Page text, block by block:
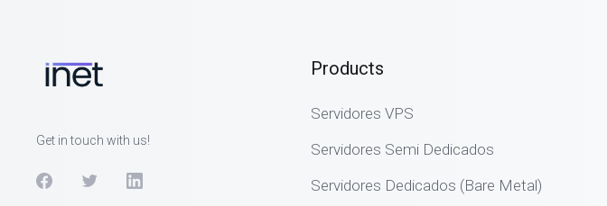
Get in touch with us!
Products
Servidores VPS
Servidores Semi Dedicados
Servidores Dedicados (Bare Metal)